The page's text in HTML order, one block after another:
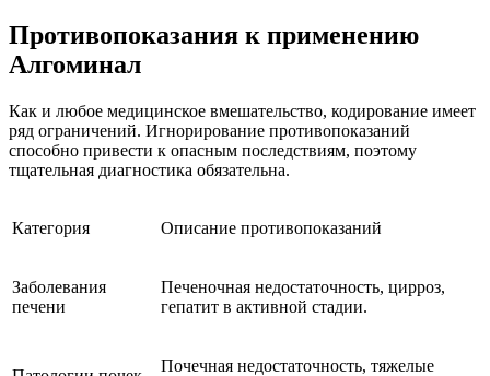
Противопоказания к применению
Алгоминал
Как и любое медицинское вмешательство, кодирование имеет
ряд ограничений. Игнорирование противопоказаний
способно привести к опасным последствиям, поэтому
тщательная диагностика обязательна.
Категория Описание противопоказаний
Заболевания
печени
Печеночная недостаточность, цирроз,
гепатит в активной стадии.
Почечная недостаточность, тяжелые